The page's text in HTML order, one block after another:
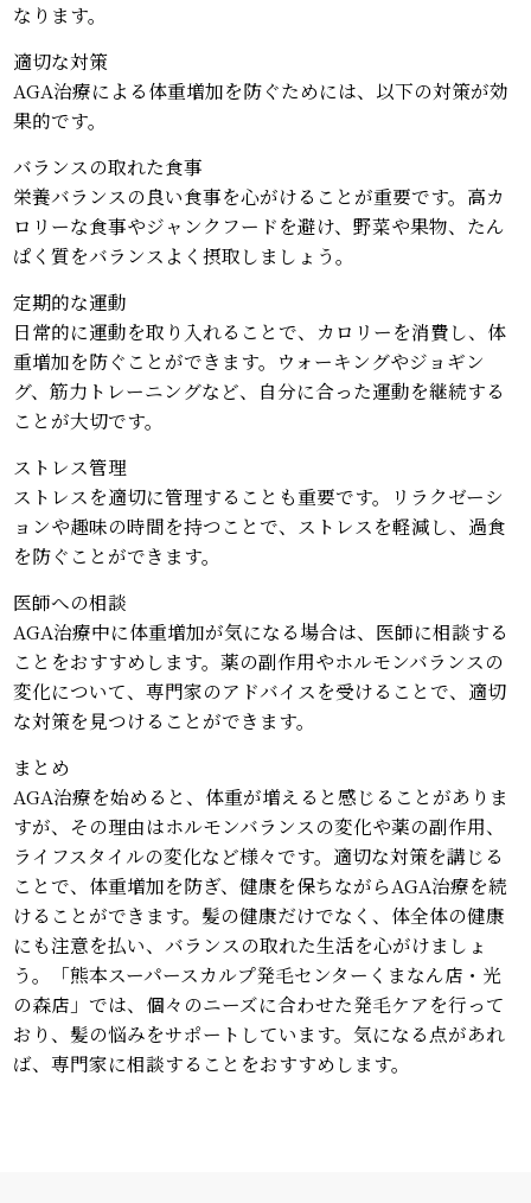
なります。
適切な対策
AGA治療による体重増加を防ぐためには、以下の対策が効
果的です。
バランスの取れた食事
栄養バランスの良い食事を心がけることが重要です。高カ
ロリーな食事やジャンクフードを避け、野菜や果物、たん
ぱく質をバランスよく摂取しましょう。
定期的な運動
日常的に運動を取り入れることで、カロリーを消費し、体
重増加を防ぐことができます。ウォーキングやジョギン
グ、筋力トレーニングなど、自分に合った運動を継続する
ことが大切です。
ストレス管理
ストレスを適切に管理することも重要です。リラクゼーシ
ョンや趣味の時間を持つことで、ストレスを軽減し、過食
を防ぐことができます。
医師への相談
AGA治療中に体重増加が気になる場合は、医師に相談する
ことをおすすめします。薬の副作用やホルモンバランスの
変化について、専門家のアドバイスを受けることで、適切
な対策を見つけることができます。
まとめ
AGA治療を始めると、体重が増えると感じることがありま
すが、その理由はホルモンバランスの変化や薬の副作用、
ライフスタイルの変化など様々です。適切な対策を講じる
ことで、体重増加を防ぎ、健康を保ちながらAGA治療を続
けることができます。髪の健康だけでなく、体全体の健康
にも注意を払い、バランスの取れた生活を心がけましょ
う。「熊本スーパースカルプ発毛センターくまなん店・光
の森店」では、個々のニーズに合わせた発毛ケアを行って
おり、髪の悩みをサポートしています。気になる点があれ
ば、専門家に相談することをおすすめします。